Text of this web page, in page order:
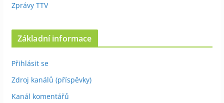
Zprávy TTV
Základní informace
Přihlásit se
Zdroj kanálů (příspěvky)
Kanál komentářů